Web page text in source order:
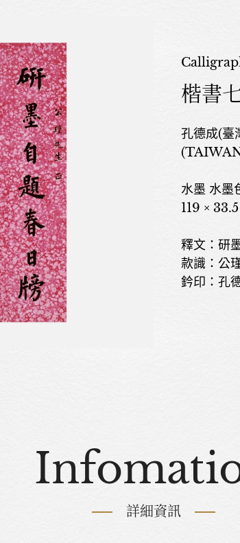
楷書
孔德成(
水墨 水墨
119 ×
釋文：研
款識：公
鈐印：孔
詳細資訊